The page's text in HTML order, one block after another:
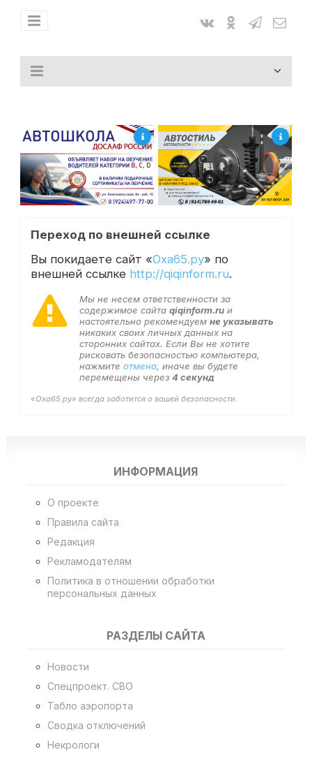
Переход по внешней ссылке
Вы покидаете сайт «Оха65.ру» по
внешней ссылке http://qiqinform.ru.
Мы не несем ответственности за
содержимое сайта qiqinform.ruи
настоятельно рекомендуем не указывать
никаких своих личных данных на
сторонних сайтах. Если Вы не хотите
рисковать безопасностью компьютера,
нажмите отмена, иначе вы будете
перемещены через 4 секунд
«Оха65.ру» всегда заботится о вашей безопасности.
ИНФОРМАЦИЯ
О проекте
Правила сайта
Редакция
Рекламодателям
Политика в отношении обработки
персональных данных
РАЗДЕЛЫ САЙТА
Новости
Спецпроект. СВО
Табло аэропорта
Сводка отключений
Некрологи